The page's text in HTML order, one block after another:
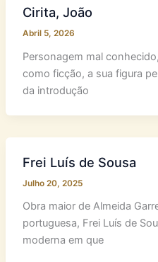
Cirita, João
Abril 5, 2026
Personagem mal
como ficção, a sua figura
da introdução
Frei Luís de Sousa
Julho 20, 2025
Obra maior de Almeida
portuguesa, Frei Luís de
moderna em que